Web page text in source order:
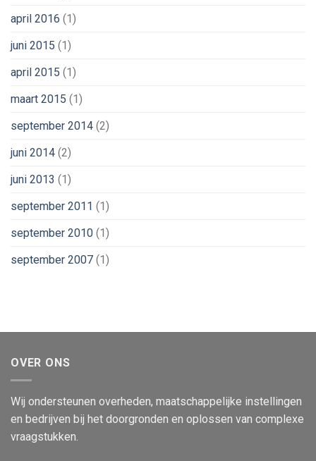
april 2016 (1)
juni 2015 (1)
april 2015 (1)
maart 2015 (1)
september 2014 (2)
juni 2014 (2)
juni 2013 (1)
september 2011 (1)
september 2010 (1)
september 2007 (1)
OVER ONS
Wij ondersteunen overheden, maatschappelijke instellingen
en bedrijven bij het doorgronden en oplossen van complexe
vraagstukken.